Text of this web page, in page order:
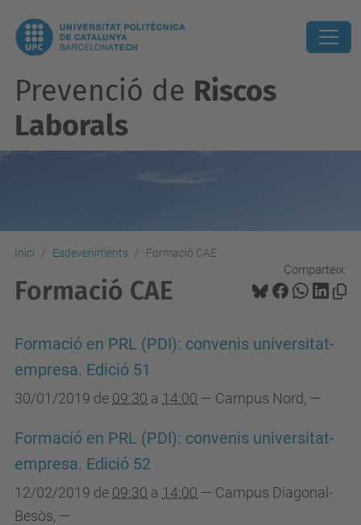
Prevenció de Riscos
Laborals
Inici Esdeveniments Formació CAE
Comparteix:
Formació CAE
Formació en PRL (PDI): convenis universitat-
empresa. Edició 51
30/01/2019 de 09:30 a 14:00 — Campus Nord, —
Formació en PRL (PDI): convenis universitat-
empresa. Edició 52
12/02/2019 de 09:30 a 14:00 — Campus Diagonal-
Besòs, —